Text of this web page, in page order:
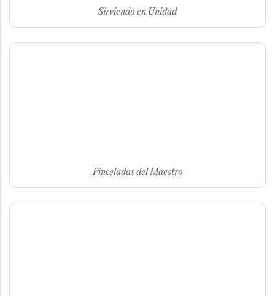
Sirviendo en Unidad
Pinceladas del Maestro